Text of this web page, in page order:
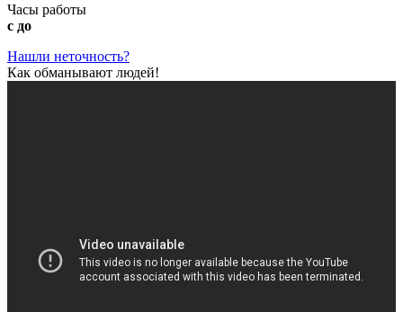
Часы работы
с до
Нашли неточность?
Как обманывают людей!